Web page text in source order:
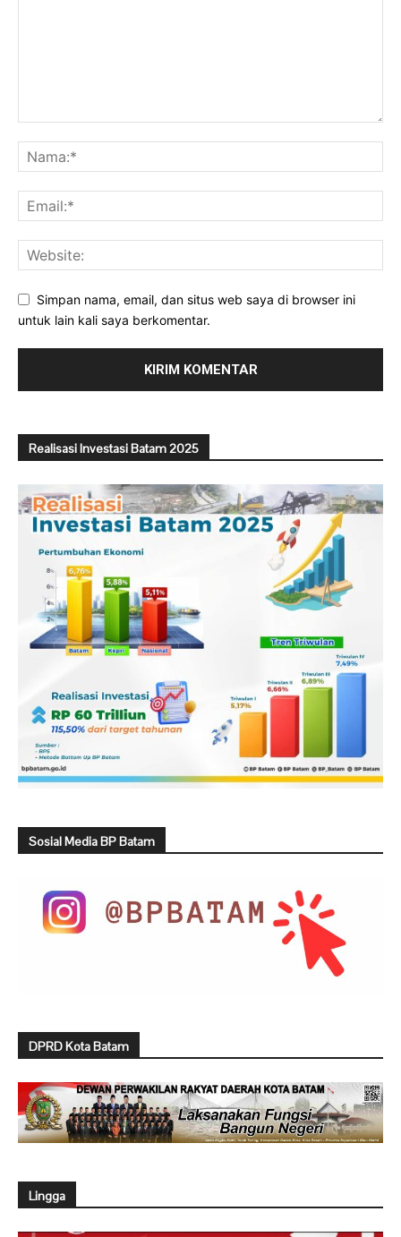
Simpan nama, email, dan situs web saya di browser ini
untuk lain kali saya berkomentar.
Realisasi Investasi Batam 2025
Sosial Media BP Batam
DPRD Kota Batam
Lingga